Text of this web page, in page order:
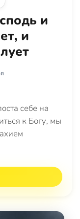
и
и
себе на
к Богу, мы